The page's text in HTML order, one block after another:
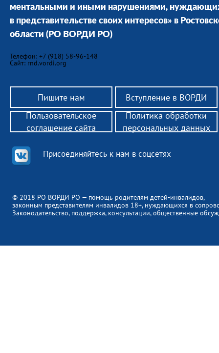
ментальными и иными нарушениями,
в представительстве своих интересов» в
области (РО ВОРДИ РО)
Телефон: +7 (918) 58-96-148
Сайт: rnd.vordi.org
Пишите нам Вступление в ВОРДИ
© 2018 РО ВОРДИ РО — помощь родителям детей-инвалидов,
законным представителям инвалидов 18+, нуждающихся в
Законодательство, поддержка, консультации, общественные
Присоединяйтесь к нам в соцсетях
Пользовательское
соглашение сайта
Политика обработки
персональных данных